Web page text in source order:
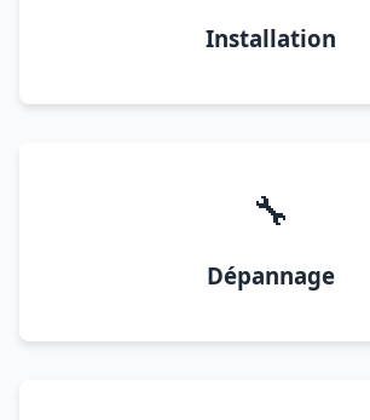
Installation
🔧
Dépannage